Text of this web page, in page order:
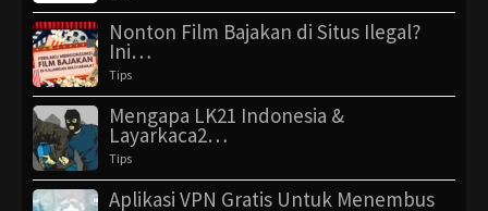
Nonton Film Bajakan di Situs Ilegal?
Ini…
Tips
Mengapa LK21 Indonesia &
Layarkaca2…
Tips
Aplikasi VPN Gratis Untuk Menembus